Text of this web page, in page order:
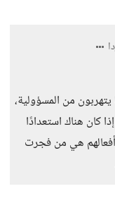
من المسؤولية،
كان هناك استعدادًا
أفعالهم هي من فجرت